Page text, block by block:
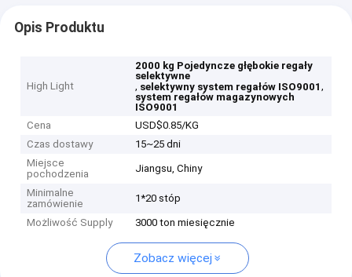
Opis Produktu
High Light
2000 kg Pojedyncze głębokie regały
selektywne
, selektywny system regałów ISO9001,
system regałów magazynowych
ISO9001
Cena
USD$0.85/KG
Czas dostawy
15~25 dni
Miejsce
pochodzenia
Jiangsu, Chiny
Minimalne
zamówienie
1*20 stóp
Możliwość Supply 3000 ton miesięcznie
Zobacz więcej